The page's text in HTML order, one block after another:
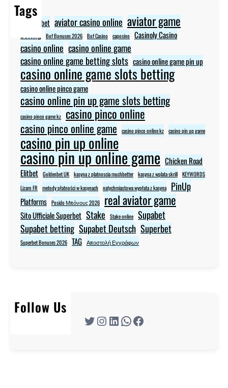
Tags
aviator bet aviator casino online aviator game
Bof Bonuses 2026 Bof Casino caposino Casinoly Casino
casino online casino online game
casino online game betting slots casino online game pin up
casino online game slots betting
casino online pinco game
casino online pin up game slots betting
casino pinco game kz casino pinco online
casino pinco online game casino pinco online kz casino pin up game
casino pin up online
casino pin up online game Chicken Road
Elitbet Goldenbet UK kasyna z platnoscia muchbetter kasyna z wplata skrill KEYWORDS
Lizaro FR
metody płatności w kasynach natychmiastowa wypłata z kasyna PinUp
Platforms Posido Μπόνους 2026 real aviator game
Sito Ufficiale Superbet Stake Stake online Supabet
Supabet betting Supabet Deutsch Superbet
Superbet Bonuses 2026 TAG Αποστολή Εγγράφων
Follow Us
Twitter Instagram LinkedIn WhatsApp Facebook